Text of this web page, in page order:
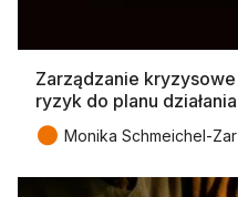
Zarządzanie
ryzyk do planu
● Monika Schmeichel-